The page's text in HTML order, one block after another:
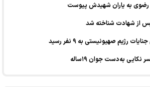
رضوی به یاران شهیدش پیوست
از شهادت شناخته شد
رژیم صهیونیستی به ۹ نفر رسید
به‌دست جوان ۱۹ساله